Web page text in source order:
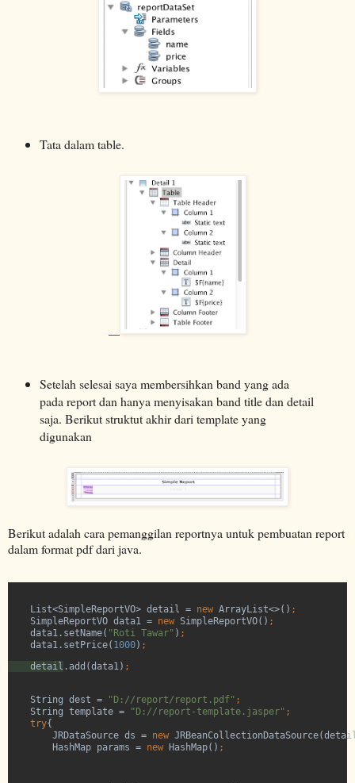
Tata dalam table.
Setelah selesai saya membersihkan band yang ada
pada report dan hanya menyisakan band title dan detail
saja. Berikut struktut akhir dari template yang
digunakan
Berikut adalah cara pemanggilan reportnya untuk pembuatan report
dalam format pdf dari java.
    List<SimpleReportVO> detail =
new ArrayList<>() ;
    SimpleReportVO data1 =
new SimpleReportVO() ;
    data1.setName(
"Roti Tawar" ) ;
    data1.setPrice(
1000)
    detail
.add(data1) ;
String dest = "D://report/report.pdf" ;
    String template =
"D://report-template.jasper" ;
    try
{
        JRDataSource ds =
new
        HashMap params =
new HashMap() ;